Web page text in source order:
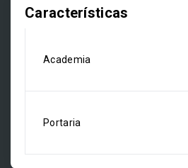
Características
Academia
Portaria